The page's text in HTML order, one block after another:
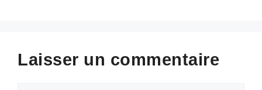
Laisser un commentaire